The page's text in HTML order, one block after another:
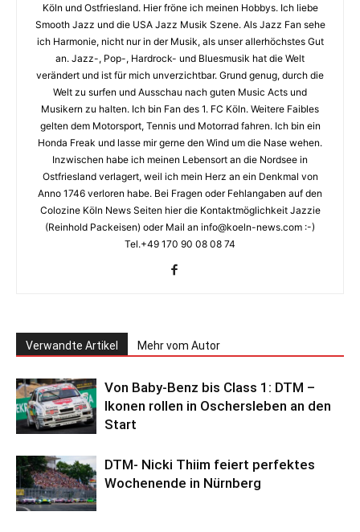
Köln und Ostfriesland. Hier fröne ich meinen Hobbys. Ich liebe
Smooth Jazz und die USA Jazz Musik Szene. Als Jazz Fan sehe
ich Harmonie, nicht nur in der Musik, als unser allerhöchstes Gut
an. Jazz-, Pop-, Hardrock- und Bluesmusik hat die Welt
verändert und ist für mich unverzichtbar. Grund genug, durch die
Welt zu surfen und Ausschau nach guten Music Acts und
Musikern zu halten. Ich bin Fan des 1. FC Köln. Weitere Faibles
gelten dem Motorsport, Tennis und Motorrad fahren. Ich bin ein
Honda Freak und lasse mir gerne den Wind um die Nase wehen.
Inzwischen habe ich meinen Lebensort an die Nordsee in
Ostfriesland verlagert, weil ich mein Herz an ein Denkmal von
Anno 1746 verloren habe. Bei Fragen oder Fehlangaben auf den
Colozine Köln News Seiten hier die Kontaktmöglichkeit Jazzie
(Reinhold Packeisen) oder Mail an info@koeln-news.com :-)
Tel.+49 170 90 08 08 74
Verwandte Artikel Mehr vom Autor
Von Baby-Benz bis Class 1: DTM –
Ikonen rollen in Oschersleben an den
Start
DTM- Nicki Thiim feiert perfektes
Wochenende in Nürnberg